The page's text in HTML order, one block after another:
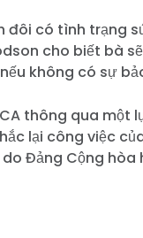
đôi có tình trạng
cho biết bà
không có sự
thông qua một
lại công việc
Đảng Cộng hòa